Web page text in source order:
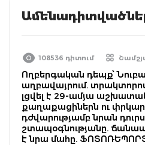
108536 դիտում
Ողբերգական դեպք՝
աղբավայրում.
լցվել է 29-ամյա
քաղաքացիներն ու
դժվարությամբ նրան դուրս
շտապօգնությանը.
է նրա մահը.